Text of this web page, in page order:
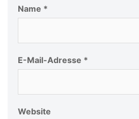
Name *
E-Mail-Adresse *
Website